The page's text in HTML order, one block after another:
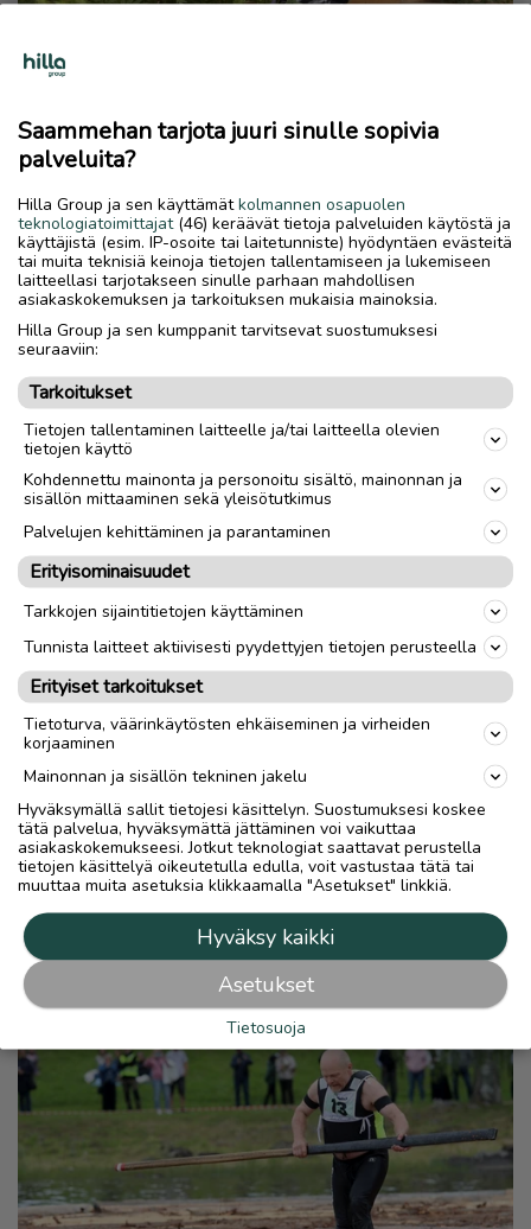
Saammehan tarjota juuri sinulle sopivia
palveluita?
Hilla Group ja sen käyttämätkolmannen osapuolen
teknologiatoimittajat(46) keräävät tietoja palveluiden käytöstä ja
käyttäjistä (esim. IP-osoite tai laitetunniste) hyödyntäen evästeitä
tai muita teknisiä keinoja tietojen tallentamiseen ja lukemiseen
laitteellasi tarjotakseen sinulle parhaan mahdollisen
asiakaskokemuksen ja tarkoituksen mukaisia mainoksia.
Hilla Group ja sen kumppanit tarvitsevat suostumuksesi
seuraaviin:
Tarkoitukset
Tietojen tallentaminen laitteelle ja/tai laitteella olevien
tietojen käyttö
Kohdennettu mainonta ja personoitu sisältö, mainonnan ja
sisällön mittaaminen sekä yleisötutkimus
Palvelujen kehittäminen ja parantaminen
Erityisominaisuudet
Tarkkojen sijaintitietojen käyttäminen
Tunnista laitteet aktiivisesti pyydettyjen tietojen perusteella
Erityiset tarkoitukset
Tietoturva, väärinkäytösten ehkäiseminen ja virheiden
korjaaminen
Mainonnan ja sisällön tekninen jakelu
Hyväksymällä sallit tietojesi käsittelyn. Suostumuksesi koskee
tätä palvelua, hyväksymättä jättäminen voi vaikuttaa
asiakaskokemukseesi. Jotkut teknologiat saattavat perustella
tietojen käsittelyä oikeutetulla edulla, voit vastustaa tätä tai
muuttaa muita asetuksia klikkaamalla "Asetukset" linkkiä.
Hyväksy kaikki
Asetukset
Tietosuoja